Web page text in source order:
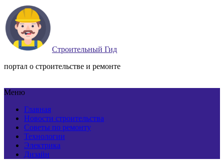
Строительный Гид
портал о строительстве и ремонте
Меню
Главная
Новости строительства
Советы по ремонту
Технологии
Электрика
Дизайн